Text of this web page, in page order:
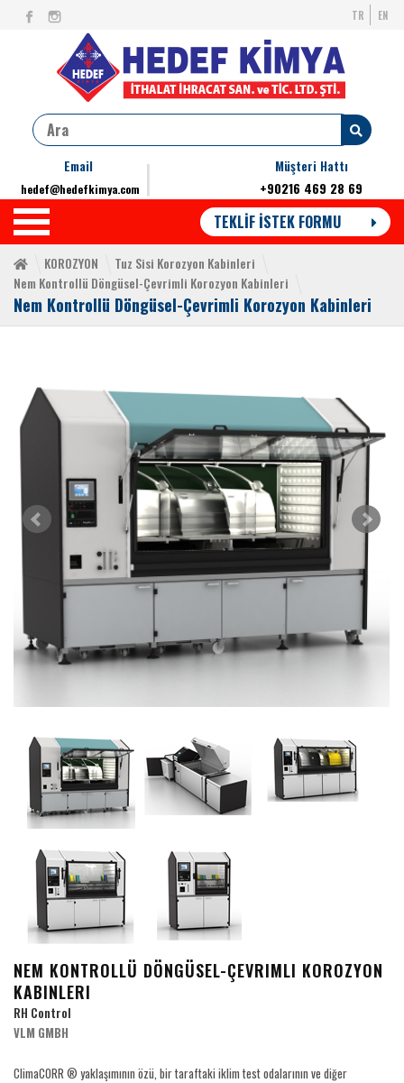
TR EN
Müşteri Hattı
+90216 469 28 69
Email
hedef@hedefkimya.com
TEKLİF İSTEK FORMU
KOROZYON
Tuz Sisi Korozyon Kabinleri
Nem Kontrollü Döngüsel-Çevrimli Korozyon Kabinleri
Nem Kontrollü Döngüsel-Çevrimli Korozyon Kabinleri
NEM KONTROLLÜ DÖNGÜSEL-ÇEVRIMLI KOROZYON
KABINLERI
RH Control
VLM GMBH
ClimaCORR ® yaklaşımının özü, bir taraftaki iklim test odalarının ve diğer